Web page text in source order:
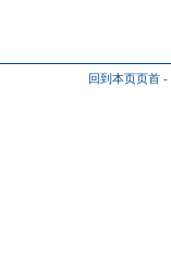
回到本页页首 -